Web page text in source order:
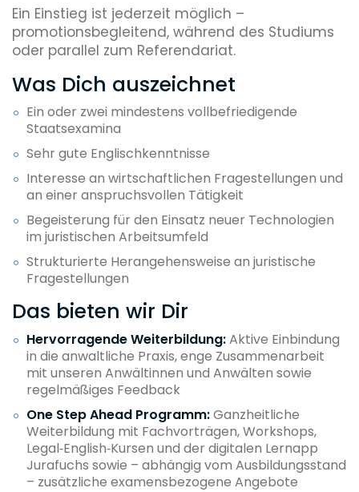
Ein Einstieg ist jederzeit möglich –
promotionsbegleitend, während des Studiums
oder parallel zum Referendariat.
Was Dich auszeichnet
Ein oder zwei mindestens vollbefriedigende
Staatsexamina
Sehr gute Englischkenntnisse
Interesse an wirtschaftlichen Fragestellungen und
an einer anspruchsvollen Tätigkeit
Begeisterung für den Einsatz neuer Technologien
im juristischen Arbeitsumfeld
Strukturierte Herangehensweise an juristische
Fragestellungen
Das bieten wir Dir
Hervorragende Weiterbildung:Aktive Einbindung
in die anwaltliche Praxis, enge Zusammenarbeit
mit unseren Anwältinnen und Anwälten sowie
regelmäßiges Feedback
One Step Ahead Programm:Ganzheitliche
Weiterbildung mit Fachvorträgen, Workshops,
Legal‑English‑Kursen und der digitalen Lernapp
Jurafuchs sowie – abhängig vom Ausbildungsstand
– zusätzliche examensbezogene Angebote